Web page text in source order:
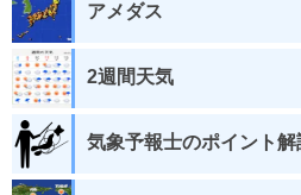
アメダス
2週間天気
気象予報士のポイント解